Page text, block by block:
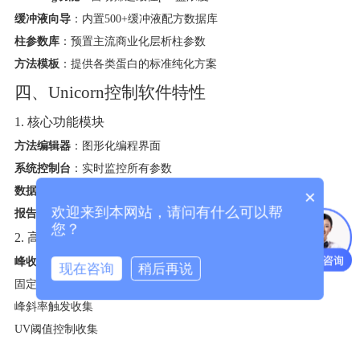
缓冲液向导​：内置500+缓冲液配方数据库
柱参数库​：预置主流商业化层析柱参数
方法模板 ​：提供各类蛋白的标准纯化方案
四、Unicorn控制软件特性
1. 核心功能模块
方法编辑器​：图形化编程界面
系统控制台 ​：实时监控所有参数
数据处理
报告生成​：符合GLP规范的数据输出
2. 高级功能特点
峰收集策略​：
固定体积收集
峰斜率触发收集
UV阈值控制收集
×
欢迎来到本网站，请问有什么可以帮
您？
现在咨询 稍后再说